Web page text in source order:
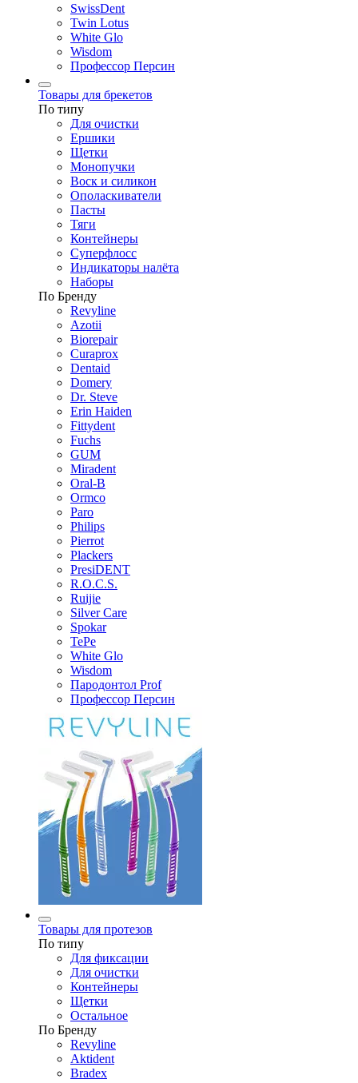
SwissDent
Twin Lotus
White Glo
Wisdom
Профессор Персин
Товары для брекетов
По типу
Для очистки
Ершики
Щетки
Монопучки
Воск и силикон
Ополаскиватели
Пасты
Тяги
Контейнеры
Суперфлосс
Индикаторы налёта
Наборы
По Бренду
Revyline
Azotii
Biorepair
Curaprox
Dentaid
Domery
Dr. Steve
Erin Haiden
Fittydent
Fuchs
GUM
Miradent
Oral-B
Ormco
Paro
Philips
Pierrot
Plackers
PresiDENT
R.O.C.S.
Ruijie
Silver Care
Spokar
TePe
White Glo
Wisdom
Пародонтол Prof
Профессор Персин
Товары для протезов
По типу
Для фиксации
Для очистки
Контейнеры
Щетки
Остальное
По Бренду
Revyline
Aktident
Bradex